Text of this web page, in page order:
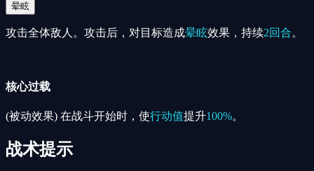
晕眩
攻击全体敌人。攻击后，对目标造成晕眩效果，持续2回合。
核心过载
(被动效果) 在战斗开始时，使行动值提升100%。
战术提示